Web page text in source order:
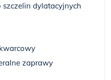
szczelin dylatacyjnych
zaprawy